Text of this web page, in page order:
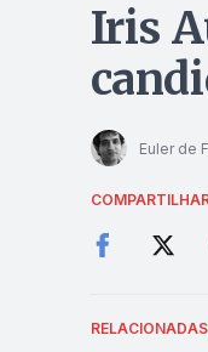
Iris
Euler de
RELACIONADAS